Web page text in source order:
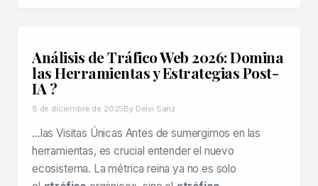
Análisis de Tráfico Web 2026: Domina
las Herramientas y Estrategias Post-
IA ?
8 de diciembre de 2025By Deivi Sanz
…las Visitas Únicas Antes de sumergirnos en las
herramientas, es crucial entender el nuevo
ecosistema. La métrica reina ya no es solo